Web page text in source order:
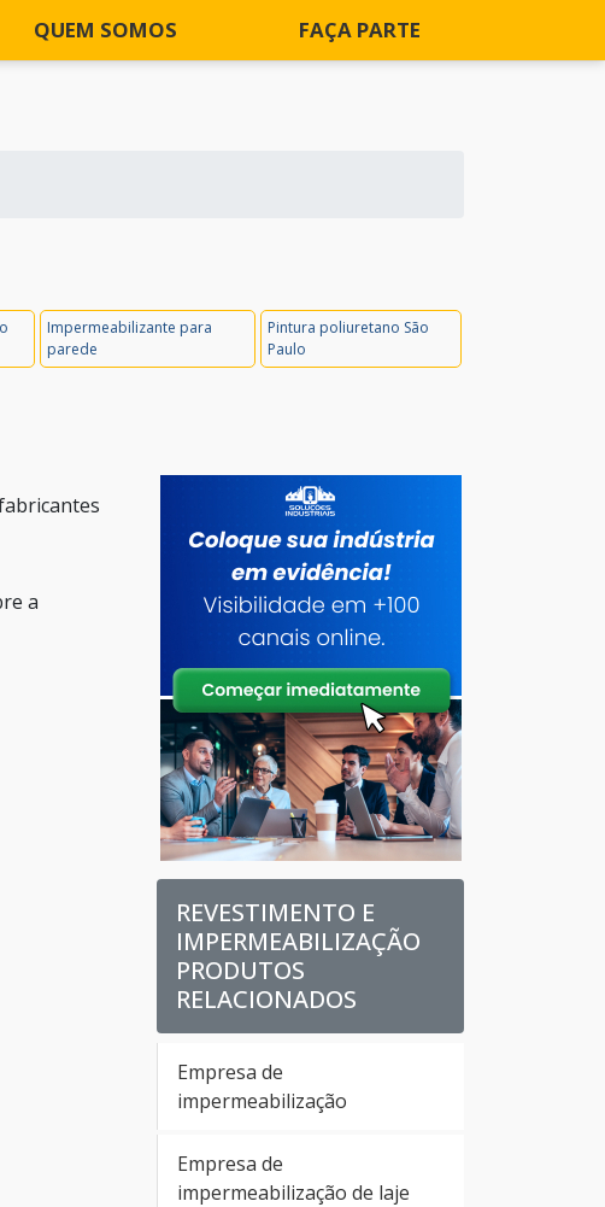
QUEM SOMOS FAÇA PARTE
Impermeabilizante para
parede
Pintura poliuretano São
Paulo
a
REVESTIMENTO E
IMPERMEABILIZAÇÃO
PRODUTOS
RELACIONADOS
Empresa de
impermeabilização
Empresa de
impermeabilização de laje